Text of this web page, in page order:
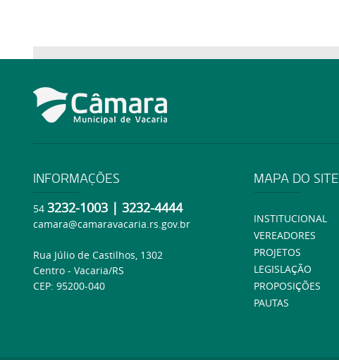
INFORMAÇÕES
54 3232-1003 | 3232-4444
camara@camaravacaria.rs.gov.br
Rua Júlio de Castilhos, 1302
Centro - Vacaria/RS
CEP: 95200-040
MAPA DO SITE
INSTITUCIONAL
VEREADORES
PROJETOS
LEGISLAÇÃO
PROPOSIÇÕES
PAUTAS